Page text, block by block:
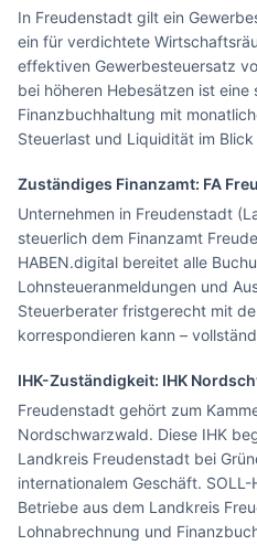
In Freudenstadt gilt ein
ein für verdichtete
effektiven Gewerbesteuersatz
bei höheren Hebesätzen ist eine
Finanzbuchhaltung mit
Steuerlast und Liquidität im
Zuständiges Finanzamt: FA
Unternehmen in Freudenstadt
steuerlich dem Finanzamt
HABEN.digital bereitet alle
Lohnsteueranmeldungen und
Steuerberater fristgerecht mit
korrespondieren kann –
IHK-Zuständigkeit: IHK
Freudenstadt gehört zum
Nordschwarzwald. Diese IHK
Landkreis Freudenstadt bei
internationalem Geschäft.
Betriebe aus dem Landkreis
Lohnabrechnung und